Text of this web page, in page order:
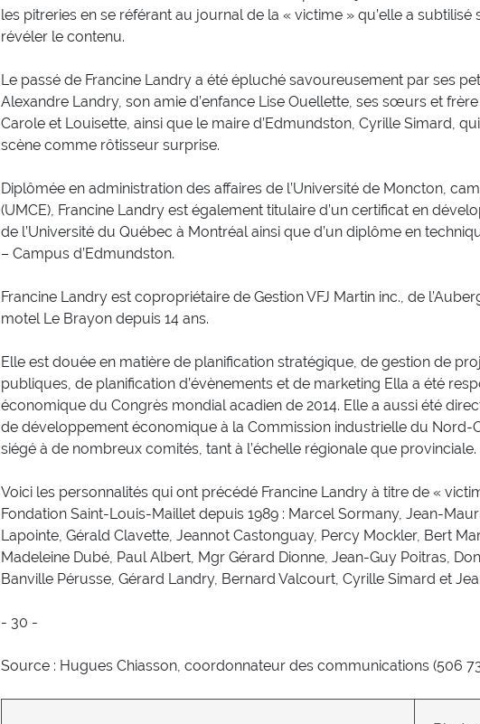
les pitreries en se référant au journal de la « victime » qu’elle a
révéler le contenu.
Le passé de Francine Landry a été épluché savoureusement par ses
Alexandre Landry, son amie d’enfance Lise Ouellette, ses sœurs et frère
Carole et Louisette, ainsi que le maire d’Edmundston, Cyrille Simard,
scène comme rôtisseur surprise.
Diplômée en administration des affaires de l’Université de Moncton,
(UMCE), Francine Landry est également titulaire d’un certificat en
de l’Université du Québec à Montréal ainsi que d’un diplôme en
– Campus d’Edmundston.
Francine Landry est copropriétaire de Gestion VFJ Martin inc., de
motel Le Brayon depuis 14 ans.
Elle est douée en matière de planification stratégique, de gestion de
publiques, de planification d’évènements et de marketing Ella a été
économique du Congrès mondial acadien de 2014. Elle a aussi été
de développement économique à la Commission industrielle du Nord-
siégé à de nombreux comités, tant à l’échelle régionale que provinciale.
Voici les personnalités qui ont précédé Francine Landry à titre de «
Fondation Saint-Louis-Maillet depuis 1989 : Marcel Sormany, Jean-
Lapointe, Gérald Clavette, Jeannot Castonguay, Percy Mockler, Bert
Madeleine Dubé, Paul Albert, Mgr Gérard Dionne, Jean-Guy Poitras,
Banville Pérusse, Gérard Landry, Bernard Valcourt, Cyrille Simard et
- 30 -
Source : Hugues Chiasson, coordonnateur des communications (506